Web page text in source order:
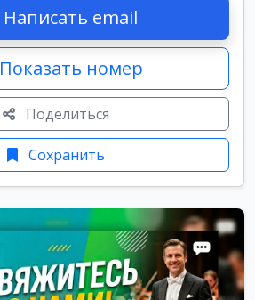
Написать email
Показать номер
Поделиться
Сохранить